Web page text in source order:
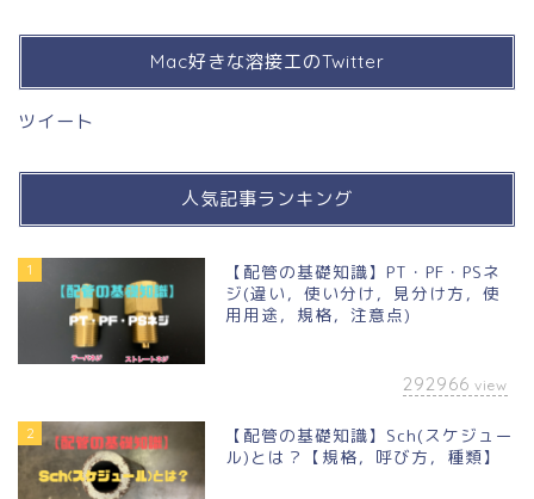
Mac好きな溶接工のTwitter
ツイート
人気記事ランキング
1
【配管の基礎知識】PT・PF・PSネ
ジ(違い，使い分け，見分け方，使
用用途，規格，注意点)
292966 view
2
【配管の基礎知識】Sch(スケジュー
ル)とは？【規格，呼び方，種類】